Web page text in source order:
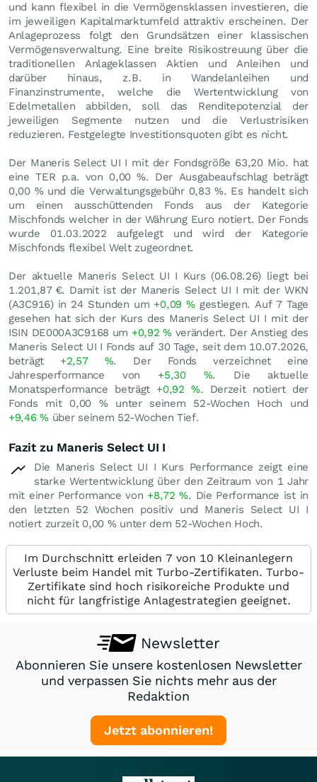
und kann flexibel in die Vermögensklassen investieren, die
im jeweiligen Kapitalmarktumfeld attraktiv erscheinen. Der
Anlageprozess folgt den Grundsätzen einer klassischen
Vermögensverwaltung. Eine breite Risikostreuung über die
traditionellen Anlageklassen Aktien und Anleihen und
darüber hinaus, z.B. in Wandelanleihen und
Finanzinstrumente, welche die Wertentwicklung von
Edelmetallen abbilden, soll das Renditepotenzial der
jeweiligen Segmente nutzen und die Verlustrisiken
reduzieren. Festgelegte Investitionsquoten gibt es nicht.
Der Maneris Select UI I mit der Fondsgröße 63,20 Mio. hat
eine TER p.a. von 0,00 %. Der Ausgabeaufschlag beträgt
0,00 % und die Verwaltungsgebühr 0,83 %. Es handelt sich
um einen ausschüttenden Fonds aus der Kategorie
Mischfonds welcher in der Währung Euro notiert. Der Fonds
wurde 01.03.2022 aufgelegt und wird der Kategorie
Mischfonds flexibel Welt zugeordnet.
Der aktuelle Maneris Select UI I Kurs (06.08.26) liegt bei
1.201,87 €. Damit ist der Maneris Select UI I mit der WKN
(A3C916) in 24 Stunden um +0,09%gestiegen. Auf 7 Tage
gesehen hat sich der Kurs des Maneris Select UI I mit der
ISIN DE000A3C9168 um +0,92%verändert. Der Anstieg des
Maneris Select UI I Fonds auf 30 Tage, seit dem 10.07.2026,
beträgt +2,57 %. Der Fonds verzeichnet eine
Jahresperformance von +5,30 %. Die aktuelle
Monatsperformance beträgt +0,92 %. Derzeit notiert der
Fonds mit 0,00 %unter seinem 52-Wochen Hoch und
+9,46%über seinem 52-Wochen Tief.
Fazit zu Maneris Select UI I
Die Maneris Select UI I Kurs Performance zeigt eine
starke Wertentwicklung über den Zeitraum von 1 Jahr
mit einer Performance von +8,72%. Die Performance ist in
den letzten 52 Wochen positiv und Maneris Select UI I
notiert zurzeit 0,00 %unter dem 52-Wochen Hoch.
Im Durchschnitt erleiden 7 von 10 Kleinanlegern
Verluste beim Handel mit Turbo-Zertifikaten. Turbo-
Zertifikate sind hoch risikoreiche Produkte und
nicht für langfristige Anlagestrategien geeignet.
Newsletter
Abonnieren Sie unsere kostenlosen Newsletter
und verpassen Sie nichts mehr aus der
Redaktion
Jetzt abonnieren!